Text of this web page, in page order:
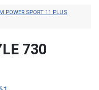
POWER SPORT 11 PLUS
730